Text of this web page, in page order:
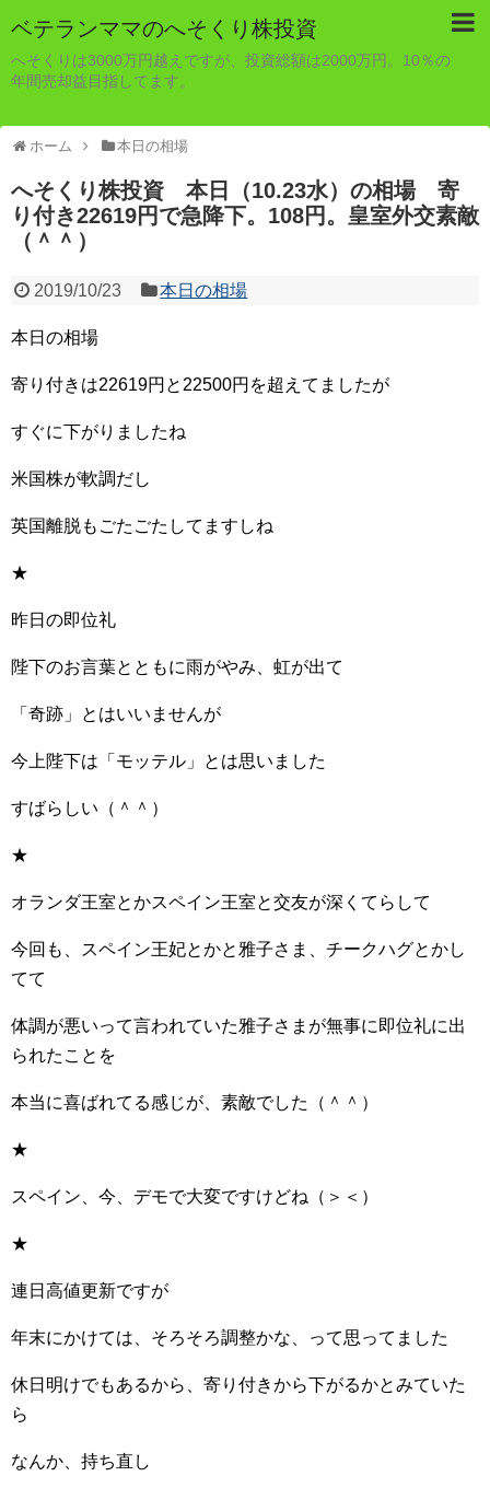
ベテランママのへそくり株投資
へそくりは3000万円越えですが、投資総額は2000万円。10％の
年間売却益目指してます。
ホーム 本日の相場
へそくり株投資 本日（10.23水）の相場 寄
り付き22619円で急降下。108円。皇室外交素敵
（＾＾）
2019/10/23 本日の相場
本日の相場
寄り付きは22619円と22500円を超えてましたが
すぐに下がりましたね
米国株が軟調だし
英国離脱もごたごたしてますしね
★
昨日の即位礼
陛下のお言葉とともに雨がやみ、虹が出て
「奇跡」とはいいませんが
今上陛下は「モッテル」とは思いました
すばらしい（＾＾）
★
オランダ王室とかスペイン王室と交友が深くてらして
今回も、スペイン王妃とかと雅子さま、チークハグとかし
てて
体調が悪いって言われていた雅子さまが無事に即位礼に出
られたことを
本当に喜ばれてる感じが、素敵でした（＾＾）
★
スペイン、今、デモで大変ですけどね（＞＜）
★
連日高値更新ですが
年末にかけては、そろそろ調整かな、って思ってました
休日明けでもあるから、寄り付きから下がるかとみていた
ら
なんか、持ち直し